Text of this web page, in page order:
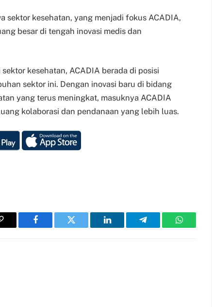
sektor kesehatan, yang menjadi fokus ACADIA,
besar di tengah inovasi medis dan
kesehatan, ACADIA berada di posisi
sektor ini. Dengan inovasi baru di bidang
yang terus meningkat, masuknya ACADIA
kolaborasi dan pendanaan yang lebih luas.
Facebook Twitter LinkedIn Telegram WhatsApp